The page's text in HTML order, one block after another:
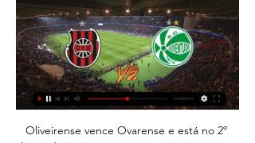
Oliveirense vence Ovarense e está no 2º lugar da LPB.. Neste jogo, a nossa equipa teve uma percentagem de concretização de lançamentos de 53% (32/61) contra 48% (26/54) da Ovarense e 32 pontos vindos dos jogadores que começaram o jogo no banco, contra apenas 15 …

O Búzios é o lanterna. O Arturzinho, que folgou na rodada, completa a chave em quarto. Outro time do Sul do RJ na Série C, o Paraíba do Sul também descansou nessa primeira rodada e só estreia na segunda, que será realizada na quinta-feira.

AO VIVO | CAMPEONATO GAÚCHO 2024 - YouTube YouTube YouTube 4:39:05 YouTube RÁDIO PACHOLA 3 semanas atrás 3 semanas atrás

** maravilhosa casa no bairro castelo de 4 quartos suite, 4 vagas de garagem. * 4 quartos amplos e arejados, sendo um suite com closet * 3 banheiros com armÁrios e box em vidro temperado * sala ampla saÍda pra varanda, uma vista linda * cozinha ampla clara e arejada, rica em armÁrios bancada em granito,super espaÇosa * 1 Área de serviÇo.

A Fundação Universitária Iberoamericana (FUNIBER) organiza, no dia 26 de setembro às 20h, um concerto de José Luis Nieto, que apresentará a Suite Iberia do compositor e pianista espanhol Isaac Albéniz no Campus Central da Igreja Cristo Mestre,…

Grêmio x Juventude AO VIVO: saiba como assistir ao jogo 27 de out. de 2020 — Grêmio e Juventude se enfrentam nesta quinta (29), às 21h30, na Arena do Grêmio, pelo jogo de ida das oitavas de final da Copa do Brasil.

Embora “os bens de consumo conectados à Internet tenham ganhado a atenção mediática, as indústrias com grandes ativos são as que mais estão investindo em dispositivos conectados”, afirma o analista Mark Hung. De fato, a expansão futura da Internet das Coisas passa por sua implantação na indústria.

Transmissão Ao Vivo - HandtvFPhb e 7 Metros Total - Pinheiros X Guarulhos - Adulto Masculino - Super Paulistão 2017. Jump to. Sections of this page. Accessibility Help.. Jogos Abertos de São Carlos. Sports. See More triangle-down; Federação Paulista de Handebol Videos HandtvFphb - Ao Vivo.

São José vence Atlético Mogi na 4º rodada do Paulista sub-20 da Segunda Divisão. Com a derrota, equipe de Mogi das Cruzes segue na lanterna do Grupo 5, ainda sem vitórias; time de São José dos Campos é o líder da chave . Por GloboEsporte.com — São José dos Campos,SP.

Campeonato Gaúcho: como assistir Grêmio x Juventude 31 de jan. de 2024 — transmissão de jogos ao vivo hoje; jogo ao vivo hoje; jogos ao vivo hoje; futebol ao vivo; assistir futebol ao vivo; transmissão Grêmio hoje ...

As equipes sub-11 e sub-13 da Portuguesa entraram em campo na manhã deste domingo, no Estádio Vereador José Ferez, diante do Taboão da Serra, pela quarta rodada do Campeonato Paulista. Com gol de Guilherme, os garotos até 11 anos da Lusa levaram a melhor e venceram por 1 a 0.

ONDE ASSISTIR GRÊMIO E JUVENTUDE AO VIVO 9 de fev. de 2023 — Juventude x Grêmio é válido pela sexta rodada do Campeonato Gaúcho.

Luara, tenho local em sao caetano, valor com finalizações e local 30min por 100. São Caetano do Sul 26 anos R$ 150. Sexo comigo fica mais irresistível, unindo prazer com saúde, técnicas orientais que estimulam. São Caetano do Sul 20 anos.

GRÊMIO X JUVENTUDE AO VIVO - GAUCHO 1ª DIV - YouTube YouTube YouTube 2:06:22 YouTube Academia das Apostas Brasil 3 semanas atrás 3 semanas atrás

Grêmio x Juventude pelo Campeonato Gaúcho 2024 31 de jan. de 2024 — Veja onde e como assistir ao vivo o jogo Grêmio x Juventude, válido pela 4ª Rodada do Campeonato Gaúcho 2024. hoje, é só no SporTV e no ...

Foto: Técnico do Barra Mansa, Wilson Leite dirigiu o clube também em 1995, quando o Leão do Sul conquistou em campo o acesso à Série A, mas foi alijado da competição (Emerson Pereira/Super-GOL) Atual técnico do Barra Mansa, Wilson Leite …

Wedstrijd van Ronde 4 uit de Beker van Portugal tussen SL Benfica. Alcains Almancilense Alverca Amarante FC Amora Anadia FC AR São Martinho Armacenenses Arouca Beira Mar Belenenses Beneditense Benfica Castelo Branco Boavista Braga Cac. Taipas Caldas SC Casa Pia AC CD Aves CD Cinfaes CD Cova Piedade CD Mafra CD Pinhalnovense CD Santa Clara.

Neste Dia Internacional da Mulher dizemos adeus ao blogue mas damos início a uma nova caminhada. Procura-nos no novo site dedicado exclusivamente ao Futsal no Feminino em Portugal.

É muito importante, não facilitar. Este é um Campeonato de regularidade, e este ano, tanto o Benfica como a Oliveirense parece estarem bem encaminhados, para não perderem pontos!!! As competições Europeias são importantes, mas também podem atrapalhar a …

até no Rio de Janeiro. C.P. - E como é que o senhor começou a se interessar pela questão florestal, chamada hoje de meio-ambiente? S.L. - Porque, naturalmente, eu teria uma tendência para isso. Fiquei tão interessado que, como eu disse, resolvi criar uma revista, a Revista Florestal. E como o governo não criava, nem tinha

AO VIVO: STF começa sessão. (STF) na qual será julgada ação que vai definir os poderes da corte para determinar medidas cautelares contra parlamentares. Isso inclui, por exemplo, afastamento do exercício do mandato, recolhimento noturno,. (PMDB-RJ) do mandato e do cargo.

Interface LEGIOMIX® para transmissão e gestão local ou remota da misturadora eletrónica série 6000. Com: - cabo de ligação interface - computador RS232, - cabo de ligação com jack telefónico LEGIOMIX® - interface, - adaptador USB/serial, - software de transmissão e gestão. Alimentação elétrica: 230 V - 50 Hz  …

Venha ser feliz no bairro São João, uma região que oferece completa infraestrutura comercial para facilitar o dia a dia de sua família. Próximo ao Terminal de Ônibus São João, Aeroporto de Guarulhos, Centro Comercial do São João, Barbosa Supermercados, Lopes Supermercados e CEMEG São João.

Você também saberá Como Assistir América Mineiro e Cuiabá Online e Ao Vivo no Celular ou Smartphone, ou se preferir, poderá Assistir América Mineiro e Cuiabá no Tablet. Transmissão América Mineiro vs Cuiabá. O jogo do América Mineiro Ao Vivo Hoje será transmitido na TV fechada, em contraste ao desejo de muitos.

Juventude x Grêmio - Ao vivo - Campeonato Gaúcho GRE · 1 Brenno · 2 Fabio · 4 Walter Kannemann · 22 Reinaldo · 34 Bruno Alves · 8 Felipe Carballo · 19 Franco Cristaldo · 23 Pepe ...

Grêmio x Juventude ao vivo: onde assistir, escalação 13 de fev. de 2022 — Jogo do Campeonato Gaúcho 2022 entre Grêmio x Juventude será disputado hoje, 13, e terá transmissão ao vivo. Confira onde assistir, horário ...

Casa à venda em Vila Vivaldi, São Bernardo do Campo com 3 Domitórios. Sobrado excelente com 280 m² sendo 3 dormitórios 1 suíte 3 vagas. Sala para.

GRÊMIO 1 x 0 JUVENTUDE Campeonato Gaúcho 2024 4ª YouTube YouTube 3:45 YouTube TECGOL 3 semanas atrás 3 semanas atrás

gremio x juventude futemax há 2 dias — Gremio e Juventude se preparam para um embate eletrizante no campo, e você pode acompanhar cada momento desse confronto emocionante ao vivo no ...

A ópera Manon Lescaut vai ser transmitida este sábado no Anfiteatro ao Ar Livre. Esta transmissão faz parte de objetivo de levar a música e a ópera a um vasto e diversificado auditório. Em 2007 o Grand Teatre del Liceu de Barcelona iniciou o projeto Liceu a la Fresca, que consiste na transmissão de uma...

Ponte Preta x Vila Nova AO VIVO - Campeonato Brasileiro Série B 2019! Aqui você encontra todas as transmissões disponíveis Online e Grátis...

Bastidores e imagens exclusivas da vitória da equipe sub-20 do Tigre fora de casa pela 4ª rodada do Campeonato Paulista da categoria. Produção e edição: Liberta Produções. Deixe seu like, se inscreva e siga a gente no Instagram! @libertaproducoes @saobernardo_fc #sub20 #campeonatopaulista #tigredoabc #saobernardofc #futebol.

Cuiabá vs Criciúma.. Transmissão disponível para BR (alterar) Pesquisar Prognósticos. Poderá acompanhar resultados ao vivo de competições como o Brasileirão, Liga Portuguesa, Liga Espanhola, Premier League, Liga dos Campeões, Liga Europa, entre outras.

16h – Comercial x Ferroviária. 18/08 (domingo) 10h – Linense x Mirassol 10h – Noroeste x Rio Claro 15h – Santo André x São Caetano 16h – Portuguesa x Juventus Batatais 0x3 Votuporanguense* *O Batatais está suspenso pela FPF devido ao possível envolvimento em manipulação de …

Moreirense Belenenses em directo: descubra e siga o resultado do jogo Moreirense Belenenses ao vivo graças ao nosso livescore. Jogo de Liga NOS jogado a 18/03/18 16:00 . Para uma experiência mais agradável, deseja ser redirecionado para a versão da Sportytrader adaptada ao seu dispositivo mobile?

A Bella Gula inaugurou sua primeira loja em 1993 no Bourbon Assis Brasil em Porto Alegre/RS, e em 1999 iniciou seu processo de expansão via franchising. Atualmente conta com 33 lojas no Rio Grande do Sul, Santa Catarina, Paraná, São Paulo e Distrito Federal. As lojas oferecem um mix de gastronomia, confeitaria e cafeteria.

A infornar o Algarve desde 1957.Edição digital e em papel.. O Município de Silves, irá dinamizar uma ação de formação intitulada “Demências – Desafios no Cuidar: conhecer melhor, atuar melhor!”.

O Serviço de Quimioterapia do Hospital Unimed Criciúma conta com toda esta tecnologia que contempla o cateter Power PICC para os pacientes que realizam quimioterapia. Buscamos fornecer uma assistência segura, tentando tornar a administração da quimioterapia tranquila e promover a qualidade de vida ao paciente durante todo o tratamento.

Moto-Táxi em Poços de Caldas - MG Encontre aqui serviço de moto-táxi. Atualmente o serviço de moto-táxi ganhou força em todo o cenário mundial por conta de sua atuação rápida e barata.

Bragantino x Ponte Preta:. Tags: Assistir Bragantino x Cuiabá ao vivo grátis em HD, jogo do Bragantino x Cuiabá de hoje dia 30/07/2019, transmissão canal Bragantino x Cuiabá online, como ver Brasileirão Série. Comentários!!.. Posted in Assistir Futebol Ao Vivo.

A tecnologia 4.5G implementada na rede da Vivo baseia-se na combinação do uso das seguintes evoluções tecnológicas: na Carrier Aggregation ou agregação de duas ou mais frequ